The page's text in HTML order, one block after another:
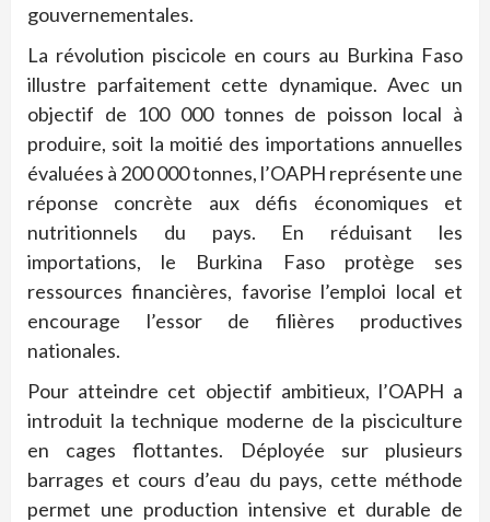
gouvernementales.
La révolution piscicole en cours au Burkina Faso
illustre parfaitement cette dynamique. Avec un
objectif de 100 000 tonnes de poisson local à
produire, soit la moitié des importations annuelles
évaluées à 200 000 tonnes, l’OAPH représente une
réponse concrète aux défis économiques et
nutritionnels du pays. En réduisant les
importations, le Burkina Faso protège ses
ressources financières, favorise l’emploi local et
encourage l’essor de filières productives
nationales.
Pour atteindre cet objectif ambitieux, l’OAPH a
introduit la technique moderne de la pisciculture
en cages flottantes. Déployée sur plusieurs
barrages et cours d’eau du pays, cette méthode
permet une production intensive et durable de